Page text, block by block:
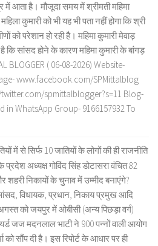
में आता है। मौजूदा समय में श्रीमती महिमा
कुमारी को भी यह भी पता नहीं होगा कि श्री
को परेशान हो रही है। महिमा कुमारी मेवाड़
सांसद होने के कारण महिमा कुमारी के बांगड़
BLOGGER ( 06-08-2026) Website-
www.facebook.com/SPMittalblog
spmittalblogger?s=11 Blog-
WhatsApp Group- 9166157932 To
में से सिर्फ 10 जातियों के लोगों की ही राजनीति
अध्यक्ष गोविंद सिंह डोटासरा वंचित 82
शहरी निकायों के चुनाव में उम्मीद बनाएंगे?
विधायक, प्रधान, निकाय प्रमुख आदि
को जयपुर में ओबीसी (अन्य पिछड़ा वर्ग)
जज मदनलाल भाटी ने 900 पन्नों वाली आयोग
को सौंप दी है। इस रिपोर्ट के आधार पर ही